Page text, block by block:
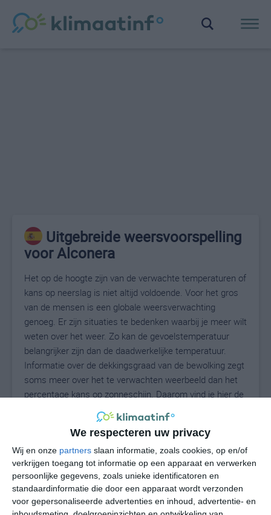
We respecteren uw privacy
Wij en onze partners slaan informatie, zoals cookies, op en/of
verkrijgen toegang tot informatie op een apparaat en verwerken
persoonlijke gegevens, zoals unieke identificatoren en
standaardinformatie die door een apparaat wordt verzonden
voor gepersonaliseerde advertenties en inhoud, advertentie- en
Uitgebreide weersvoorspelling
voor Alconera
Het op de hoogte zijn van de verwachte temperaturen of
kans op neerslag is niet altijd voldoende. Voor het gros
van de mensen is een globale weersverwachting
genoeg. Er zijn situaties te bedenken waarbij je meer wilt
weten over het weer. Zo kan de gevoelstemperatuur
belangrijker zijn dan de daadwerkelijke temperatuur.
Informatie over de dekkingsgraad van de bewolking zegt
soms meer over het te verwachten weerbeeld dan het
percentage kans op zonneschijn. Daarom vind je hier de
uitgebreide weersvoorspelling voor Alconera.
28°C